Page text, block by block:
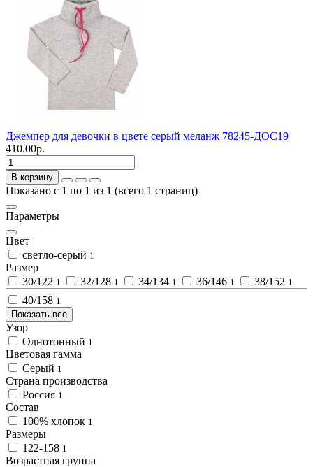
Джемпер для девочки в цвете серый меланж 78245-ДОС19
410.00р.
В корзину
Показано с 1 по 1 из 1 (всего 1 страниц)
Параметры
Цвет
светло-серый 1
Размер
30/122 1 32/128 1 34/134 1 36/146 1 38/152 1
40/158 1
Показать все
Узор
Однотонный 1
Цветовая гамма
Серый 1
Страна производства
Россия 1
Состав
100% хлопок 1
Размеры
122-158 1
Возрастная группа